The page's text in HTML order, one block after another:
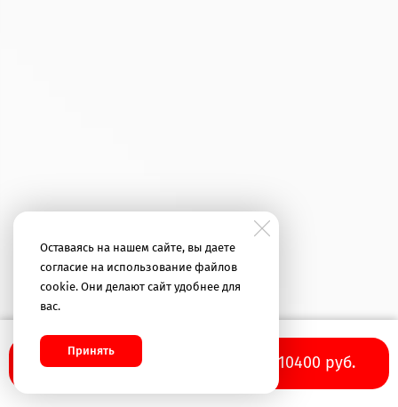
В корзину 10400 руб.
Оставаясь на нашем сайте, вы даете
согласие на использование файлов
cookie. Они делают сайт удобнее для
вас.
Принять